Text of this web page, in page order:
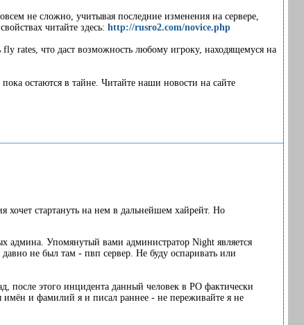
не сложно, учитывая последние изменения на сервере,
читайте здесь: http://rusro2.com/novice.php
rates, что даст возможность любому игроку, находящемуся на
остаются в тайне. Читайте наши новости на сайте
стартануть на нем в дальнейшем хайрейт. Но
админа. Упомянутый вами администратор Night является
не был там - пвп сервер. Не буду оспаривать или
после этого инцидента данный человек в РО фактически
имён и фамилий я и писал раннее - не переживайте я не